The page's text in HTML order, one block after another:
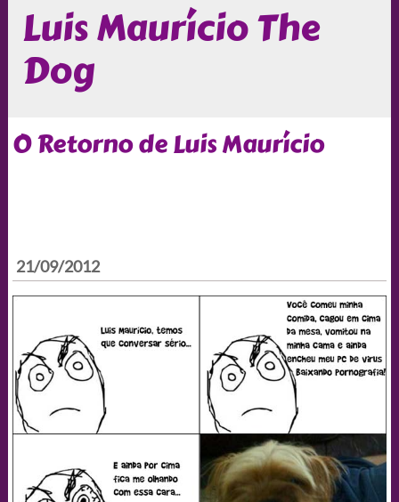
Luis Maurício The
Dog
O Retorno de Luis Maurício
21/09/2012